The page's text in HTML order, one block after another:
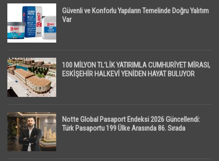
Güvenli ve Konforlu Yapıların Temelinde Doğru Yalıtım
Var
100 MİLYON TL’LİK YATIRIMLA CUMHURİYET MİRASI,
ESKİŞEHİR HALKEVİ YENİDEN HAYAT BULUYOR
Notte Global Pasaport Endeksi 2026 Güncellendi:
Türk Pasaportu 199 Ülke Arasında 86. Sırada